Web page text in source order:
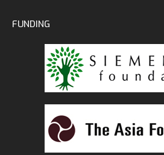
FUNDING